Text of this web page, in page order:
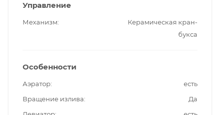
Управление
Механизм
Керамическая кран-
букса
Особенности
Аэратор
есть
Вращение излива
Да